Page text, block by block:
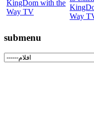
submenu